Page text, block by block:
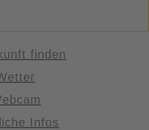
finden
Infos